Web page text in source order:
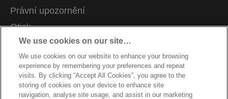
Právní upozornění
Otisk
Správa mých dat
Kariéra
Pokyny pro recyklaci obalů
Záruční podmínky
We use cookies on our site…
We use cookies on our website to enhance your browsing
experience by remembering your preferences and repeat
visits. By clicking “Accept All Cookies”, you agree to the
storing of cookies on your device to enhance site
navigation, analyse site usage, and assist in our marketing